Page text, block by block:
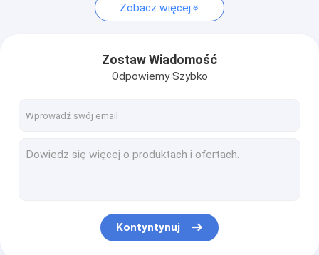
Zobacz więcej
Zostaw Wiadomość
Odpowiemy Szybko
Kontyntynuj